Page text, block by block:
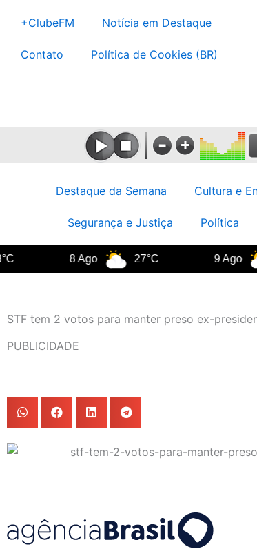
para
conteúdo
+ClubeFM Notícia em Destaque
Contato Política de Cookies (BR)
Destaque da Semana Cultura e
Segurança e Justiça Política
8 Ago 27°C 9 Ago
STF tem 2 votos para manter preso ex-
PUBLICIDADE